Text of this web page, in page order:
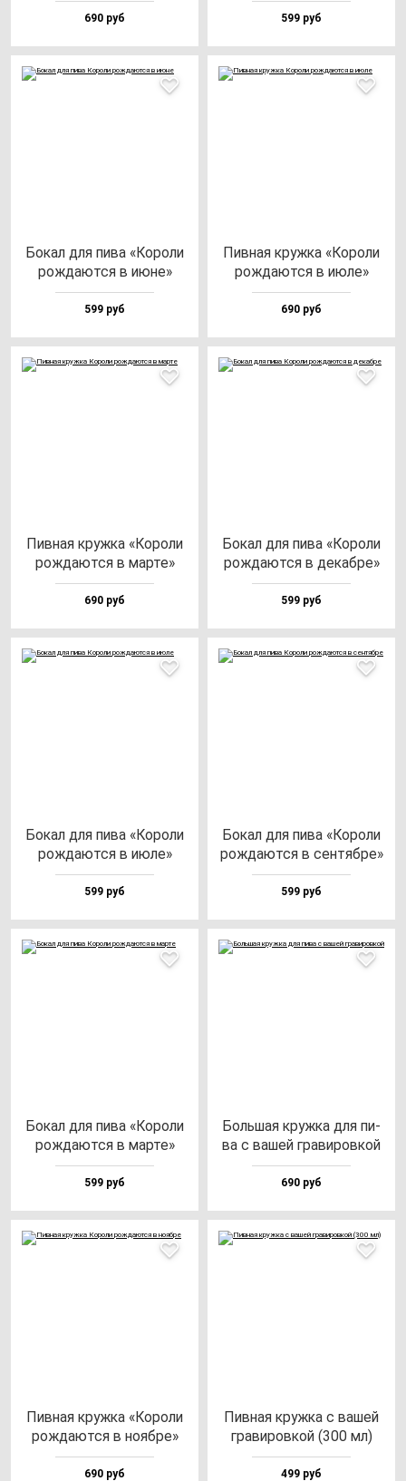
690 руб 599 руб
Бокал для пи­ва «Коро­ли
рож­да­ют­ся в июне»
599 руб
Пив­ная круж­ка «Коро­ли
рож­да­ют­ся в июле»
690 руб
Пив­ная круж­ка «Коро­ли
рож­да­ют­ся в мар­те»
690 руб
Бокал для пи­ва «Коро­ли
рож­да­ют­ся в де­каб­ре»
599 руб
Бокал для пи­ва «Коро­ли
рож­да­ют­ся в июле»
599 руб
Бокал для пи­ва «Коро­ли
рож­да­ют­ся в сен­тяб­ре»
599 руб
Бокал для пи­ва «Коро­ли
рож­да­ют­ся в мар­те»
599 руб
Боль­шая круж­ка для пи­
ва с ва­шей гра­ви­ров­кой
690 руб
Пив­ная круж­ка «Коро­ли
рож­да­ют­ся в но­яб­ре»
690 руб
Пив­ная круж­ка с ва­шей
гра­ви­ров­кой (300 мл)
499 руб